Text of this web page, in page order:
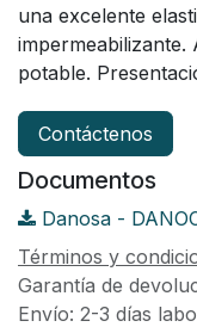
una excelente
potable.
Contáctenos
Documentos
Danosa -
Términos y
Garantía de
Envío: 2-3 días